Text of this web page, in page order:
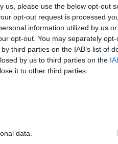
us, please use the below opt-out
opt-out request is processed
information utilized by us
opt-out. You may separately
third parties on the IAB’s list of
by us to third parties on the
it to other third parties.
data.
(+59%) y
por primera
un
tu